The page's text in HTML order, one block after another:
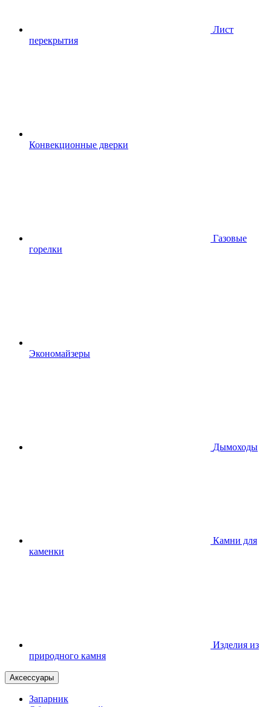
Лист
перекрытия
Конвекционные дверки
Газовые
горелки
Экономайзеры
Дымоходы
Камни для
каменки
Изделия из
природного камня
Аксессуары
Запарник